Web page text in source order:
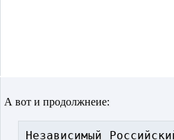
А вот и продолжнеие:
Независимый